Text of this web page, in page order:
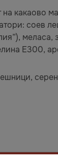
на какаово
соев
меласа,
Е300,
не